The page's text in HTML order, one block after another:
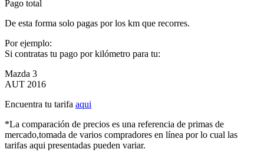
Pago total
De esta forma solo pagas por los km que recorres.
Por ejemplo:
Si contratas tu pago por kilómetro para tu:
Mazda 3
AUT 2016
Encuentra tu tarifa aqui
*La comparación de precios es una referencia de primas de
mercado,tomada de varios compradores en línea por lo cual las
tarifas aqui presentadas pueden variar.